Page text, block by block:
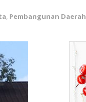
, Pembangunan Daerah